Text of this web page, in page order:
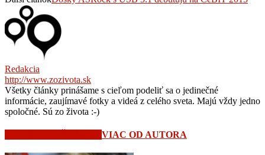
Redakcia
http://www.zozivota.sk
Všetky články prinášame s cieľom podeliť sa o jedinečné
informácie, zaujímavé fotky a videá z celého sveta. Majú vždy jedno
spoločné. Sú zo života :-)
VIAC OD AUTORA